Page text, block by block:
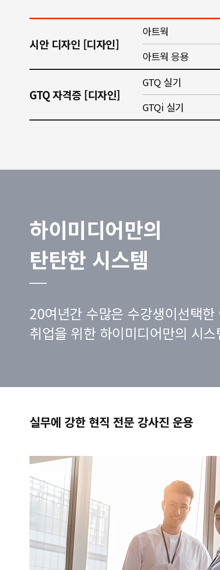
시안 디자인 [디자인]
아트웍
아트웍 응용
GTQ 자격증 [디자인]
GTQ 실기
GTQi 실기
하이미디어만의
탄탄한 시스템
20여년간 수많은 수강생이선택한
취업을 위한 하이미디어만의 시
실무에 강한 현직 전문 강사진 운용